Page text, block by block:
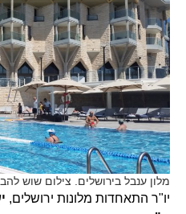
מלון ענבל בירושלים. צילום שוש להב
יו"ר התאחדות מלונות ירושלים,